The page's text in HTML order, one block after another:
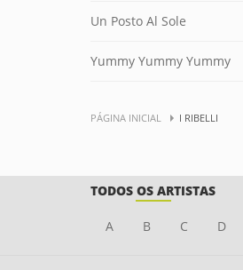
Un Posto Al Sole
Yummy Yummy Yummy
PÁGINA INICIAL I RIBELLI
TODOS OS ARTISTAS
A B C D